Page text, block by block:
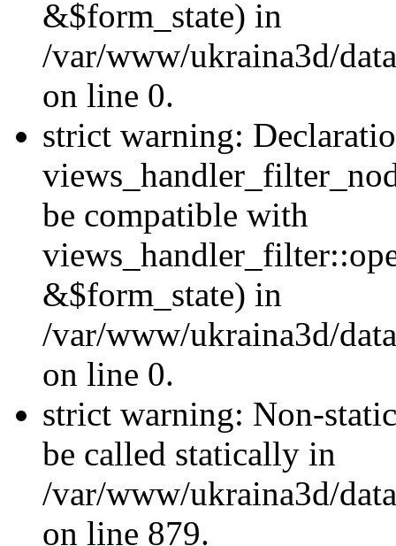
&$form_state) in
/var/www/ukraina3d/
on line 0.
strict warning:
be compatible with
&$form_state) in
/var/www/ukraina3d/
on line 0.
strict warning: Non-
be called statically in
/var/www/ukraina3d/
on line 879.